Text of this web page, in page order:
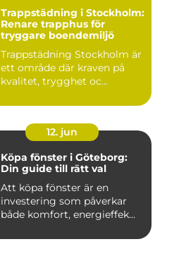
Trappstädning i Stockholm:
Renare trapphus för
tryggare boendemiljö
Trappstädning Stockholm är
ett område där kraven på
kvalitet, trygghet oc...
12. jun
Köpa fönster i Göteborg:
Din guide till rätt val
Att köpa fönster är en
investering som påverkar
både komfort, energieffek...